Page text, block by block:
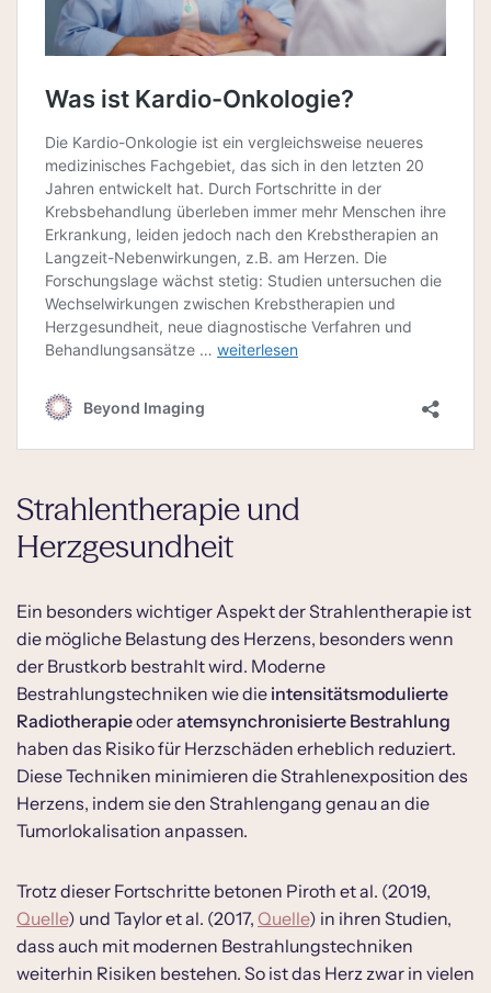
Strahlentherapie und
Herzgesundheit
Ein besonders wichtiger Aspekt der Strahlentherapie ist
die mögliche Belastung des Herzens, besonders wenn
der Brustkorb bestrahlt wird. Moderne
Bestrahlungstechniken wie die intensitätsmodulierte
Radiotherapieoderatemsynchronisierte Bestrahlung
haben das Risiko für Herzschäden erheblich reduziert.
Diese Techniken minimieren die Strahlenexposition des
Herzens, indem sie den Strahlengang genau an die
Tumorlokalisation anpassen.
Trotz dieser Fortschritte betonen Piroth et al. (2019,
Quelle) und Taylor et al. (2017, Quelle) in ihren Studien,
dass auch mit modernen Bestrahlungstechniken
weiterhin Risiken bestehen. So ist das Herz zwar in vielen